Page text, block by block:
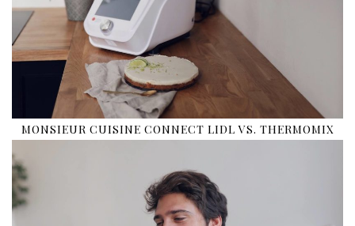
MONSIEUR CUISINE CONNECT LIDL VS. THERMOMIX